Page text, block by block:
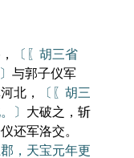
〔〖胡三省
与郭子仪军
北，
〔〖胡三
〕 大破之，斩
还军洛交。
，天宝元年更